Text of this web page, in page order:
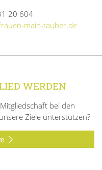
20 604
main-tauber.de
WERDEN
bei den
Ziele unterstützen?